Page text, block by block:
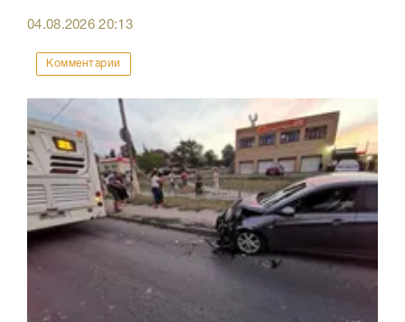
04.08.202620:13
Комментарии